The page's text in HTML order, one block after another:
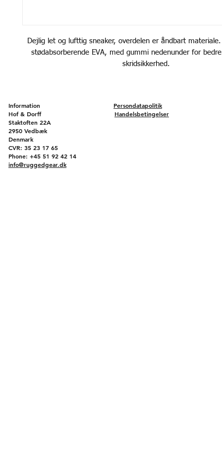
Dejlig let og lufttig sneaker, overdelen er åndbart
stødabsorberende EVA, med gummi nedenunder for
skridsikkerhed.
Information Persondatapolitik
Hof & Dorff Handelsbetingelser
Staktoften 22A
2950 Vedbæk
Denmark
CVR: 35 23 17 65
Phone: +45 51 92 42 14
info@ruggedgear.dk